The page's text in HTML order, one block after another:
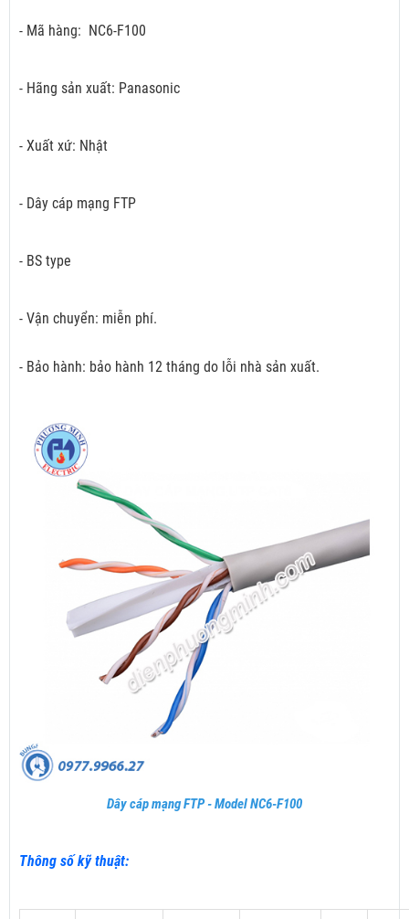
- Mã hàng: NC6-F100
- Hãng sản xuất: Panasonic
- Xuất xứ: Nhật
- Dây cáp mạng FTP
- BS type
- Vận chuyển: miễn phí.
- Bảo hành: bảo hành 12 tháng do lỗi nhà sản xuất.
Dây cáp mạng FTP - Model NC6-F100
Thông số kỹ thuật: